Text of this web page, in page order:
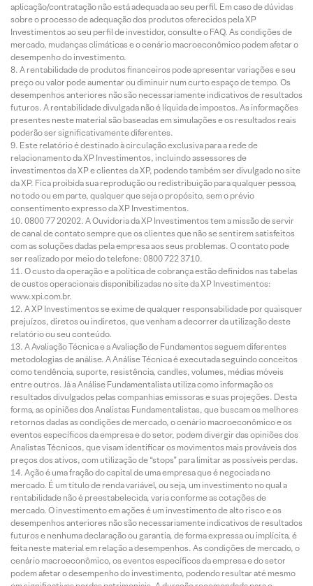
aplicação/contratação não está adequada ao seu perfil. Em caso de dúvidas
sobre o processo de adequação dos produtos oferecidos pela XP
Investimentos ao seu perfil de investidor, consulte o FAQ. As condições de
mercado, mudanças climáticas e o cenário macroeconômico podem afetar o
desempenho do investimento.
A rentabilidade de produtos financeiros pode apresentar variações e seu
preço ou valor pode aumentar ou diminuir num curto espaço de tempo. Os
desempenhos anteriores não são necessariamente indicativos de resultados
futuros. A rentabilidade divulgada não é líquida de impostos. As informações
presentes neste material são baseadas em simulações e os resultados reais
poderão ser significativamente diferentes.
Este relatório é destinado à circulação exclusiva para a rede de
relacionamento da XP Investimentos, incluindo assessores de
investimentos da XP e clientes da XP, podendo também ser divulgado no site
da XP. Fica proibida sua reprodução ou redistribuição para qualquer pessoa,
no todo ou em parte, qualquer que seja o propósito, sem o prévio
consentimento expresso da XP Investimentos.
0800 77 20202. A Ouvidoria da XP Investimentos tem a missão de servir
de canal de contato sempre que os clientes que não se sentirem satisfeitos
com as soluções dadas pela empresa aos seus problemas. O contato pode
ser realizado por meio do telefone: 0800 722 3710.
O custo da operação e a política de cobrança estão definidos nas tabelas
de custos operacionais disponibilizadas no site da XP Investimentos:
www.xpi.com.br.
A XP Investimentos se exime de qualquer responsabilidade por quaisquer
prejuízos, diretos ou indiretos, que venham a decorrer da utilização deste
relatório ou seu conteúdo.
A Avaliação Técnica e a Avaliação de Fundamentos seguem diferentes
metodologias de análise. A Análise Técnica é executada seguindo conceitos
como tendência, suporte, resistência, candles, volumes, médias móveis
entre outros. Já a Análise Fundamentalista utiliza como informação os
resultados divulgados pelas companhias emissoras e suas projeções. Desta
forma, as opiniões dos Analistas Fundamentalistas, que buscam os melhores
retornos dadas as condições de mercado, o cenário macroeconômico e os
eventos específicos da empresa e do setor, podem divergir das opiniões dos
Analistas Técnicos, que visam identificar os movimentos mais prováveis dos
preços dos ativos, com utilização de “stops” para limitar as possíveis perdas.
Ação é uma fração do capital de uma empresa que é negociada no
mercado. É um título de renda variável, ou seja, um investimento no qual a
rentabilidade não é preestabelecida, varia conforme as cotações de
mercado. O investimento em ações é um investimento de alto risco e os
desempenhos anteriores não são necessariamente indicativos de resultados
futuros e nenhuma declaração ou garantia, de forma expressa ou implícita, é
feita neste material em relação a desempenhos. As condições de mercado, o
cenário macroeconômico, os eventos específicos da empresa e do setor
podem afetar o desempenho do investimento, podendo resultar até mesmo